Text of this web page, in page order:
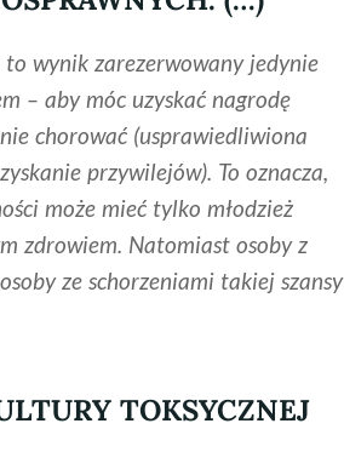
wynik zarezerwowany jedynie
– aby móc uzyskać nagrodę
chorować (usprawiedliwiona
przywilejów). To oznacza,
może mieć tylko młodzież
zdrowiem. Natomiast osoby z
ze schorzeniami takiej szansy
TOKSYCZNEJ